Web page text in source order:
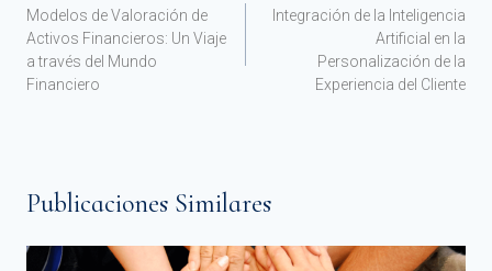
Modelos de Valoración de
Activos Financieros: Un Viaje
a través del Mundo
Financiero
Integración de la Inteligencia
Artificial en la
Personalización de la
Experiencia del Cliente
Publicaciones Similares